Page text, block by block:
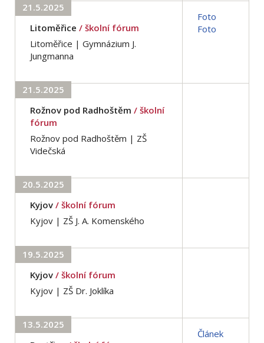
21.5.2025
Litoměřice / školní fórum
Litoměřice | Gymnázium J.
Jungmanna
Foto
Foto
21.5.2025
Rožnov pod Radhoštěm / školní
fórum
Rožnov pod Radhoštěm | ZŠ
Videčská
20.5.2025
Kyjov / školní fórum
Kyjov | ZŠ J. A. Komenského
19.5.2025
Kyjov / školní fórum
Kyjov | ZŠ Dr. Joklíka
13.5.2025
Článek